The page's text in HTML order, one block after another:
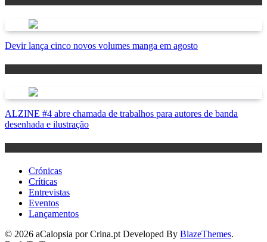
Devir lança cinco novos volumes manga em agosto
ALZINE #4 abre chamada de trabalhos para autores de banda
desenhada e ilustração
Crónicas
Críticas
Entrevistas
Eventos
Lançamentos
© 2026 aCalopsia por Crina.pt Developed By BlazeThemes.